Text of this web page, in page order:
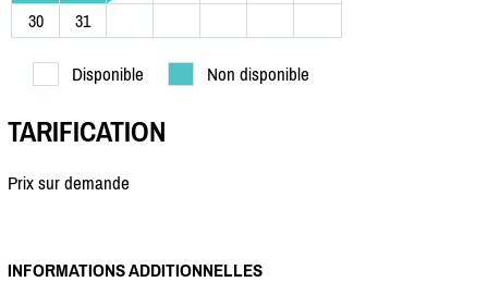
30
31
Disponible Non disponible
TARIFICATION
Prix sur demande
INFORMATIONS ADDITIONNELLES